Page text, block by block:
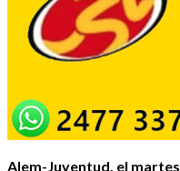
Alem-Juventud, el martes